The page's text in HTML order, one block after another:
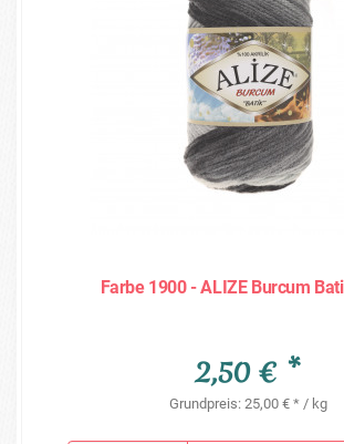
Farbe 1900 - ALIZE Burcum
2,50 € *
Grundpreis: 25,00 € * / kg